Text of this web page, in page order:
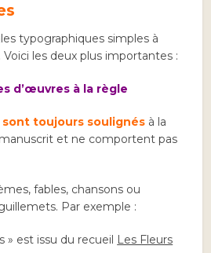
typographiques simples à
les deux plus importantes :
d’œuvres à la règle
toujours soulignés à la
et ne comportent pas
fables, chansons ou
Par exemple :
» est issu du recueil
Les Fleurs